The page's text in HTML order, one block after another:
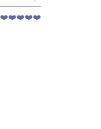
❤️❤️❤️❤️❤️